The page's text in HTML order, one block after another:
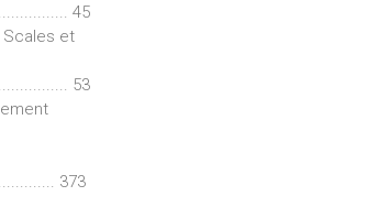
45
Scales et
53
373